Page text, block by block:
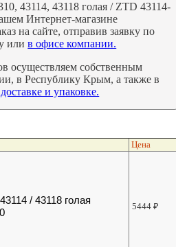
43114, 43118 голая / ZTD 43114-
Интернет-магазине
на сайте, отправив заявку по
илив офисе компании.
осуществляем собственным
в Республику Крым, а также в
и упаковке.
Цена
/ 43118 голая
5444₽